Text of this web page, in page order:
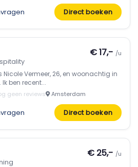
Direct boeken
€ 17,- /u
Nicole Vermeer, 26, en woonachtig in
ben recent...
geen reviews Amsterdam
Direct boeken
€ 25,- /u